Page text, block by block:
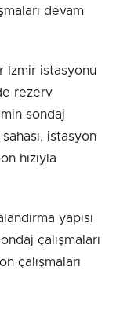
devam
İzmir istasyonu
rezerv
sondaj
istasyon
hızıyla
yapısı
çalışmaları
çalışmaları